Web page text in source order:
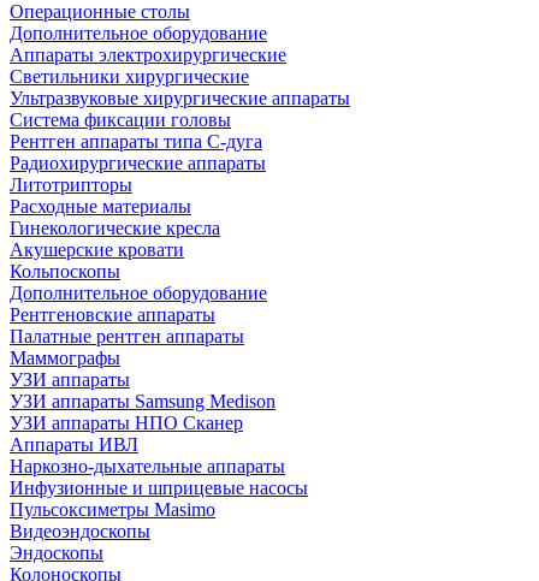
Операционные столы
Дополнительное оборудование
Аппараты электрохирургические
Светильники хирургические
Ультразвуковые хирургические аппараты
Система фиксации головы
Рентген аппараты типа С-дуга
Радиохирургические аппараты
Литотрипторы
Расходные материалы
Гинекологические кресла
Акушерские кровати
Кольпоскопы
Дополнительное оборудование
Рентгеновские аппараты
Палатные рентген аппараты
Маммографы
УЗИ аппараты
УЗИ аппараты Samsung Medison
УЗИ аппараты НПО Сканер
Аппараты ИВЛ
Наркозно-дыхательные аппараты
Инфузионные и шприцевые насосы
Пульсоксиметры Masimo
Видеоэндоскопы
Эндоскопы
Колоноскопы